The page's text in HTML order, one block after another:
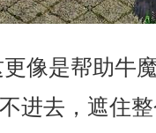
像是帮助牛
进去，遮住